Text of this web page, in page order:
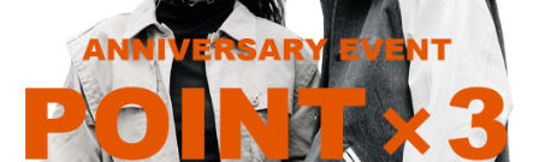
ご利用ガイド
特定商取引法に基づく表記
ご利用規約